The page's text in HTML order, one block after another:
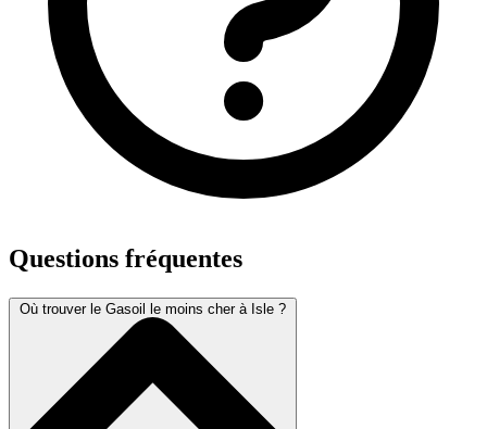
Questions fréquentes
Où trouver le Gasoil le moins cher à Isle ?